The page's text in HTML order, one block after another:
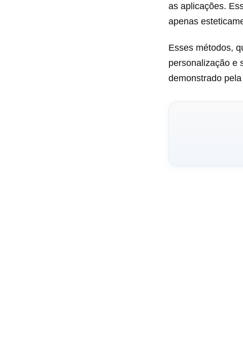
as aplicações.
apenas
Esses métodos,
personalização e
demonstrado